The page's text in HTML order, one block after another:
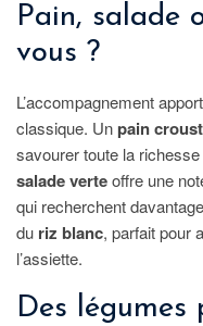
Pain, salade
vous ?
L’accompagnement
classique. Unpain
savourer toute la
salade verteoffre une
qui recherchent
du riz blanc, parfait pour
l’assiette.
Des légumes